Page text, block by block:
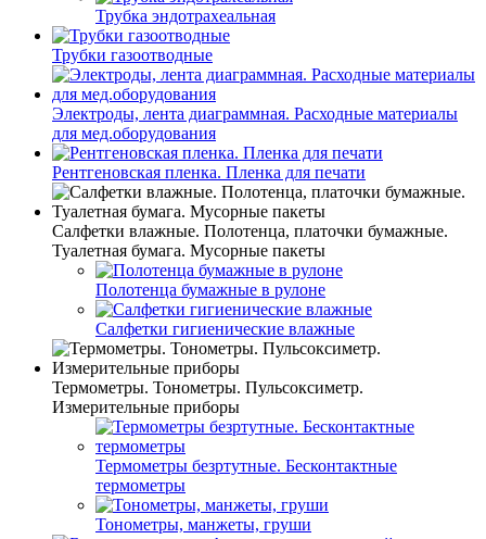
Трубка эндотрахеальная
Трубки газоотводные
Электроды, лента диаграммная. Расходные материалы
для мед.оборудования
Рентгеновская пленка. Пленка для печати
Салфетки влажные. Полотенца, платочки бумажные.
Туалетная бумага. Мусорные пакеты
Полотенца бумажные в рулоне
Салфетки гигиенические влажные
Термометры. Тонометры. Пульсоксиметр.
Измерительные приборы
Термометры безртутные. Бесконтактные
термометры
Тонометры, манжеты, груши